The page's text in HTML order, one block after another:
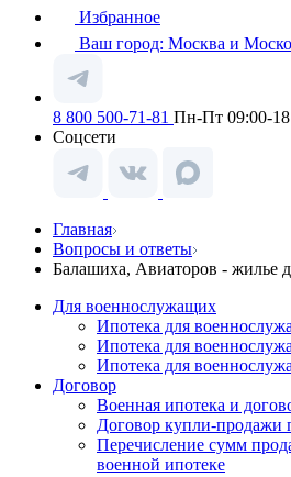
Избранное
Ваш город: Москва и
8 800 500-71-81 Пн-Пт 09:00-
Соцсети
Главная
Вопросы и ответы
Балашиха, Авиаторов - жилье
Для военнослужащих
Ипотека для
Ипотека для
Ипотека для
Договор
Военная ипотека и
Договор купли-продажи
Перечисление сумм
военной ипотеке